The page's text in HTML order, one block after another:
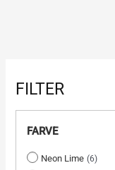
FILTER
FARVE
Neon Lime 6